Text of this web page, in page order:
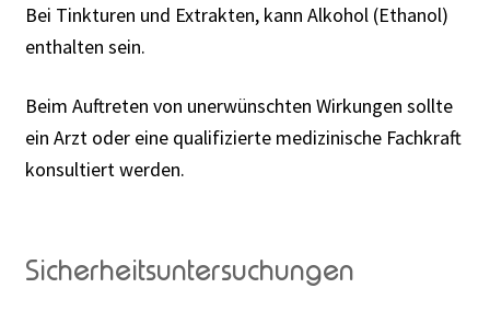
Bei Tinkturen und Extrakten, kann Alkohol (Ethanol)
enthalten sein.
Beim Auftreten von unerwünschten Wirkungen sollte
ein Arzt oder eine qualifizierte medizinische Fachkraft
konsultiert werden.
Sicherheitsuntersuchungen